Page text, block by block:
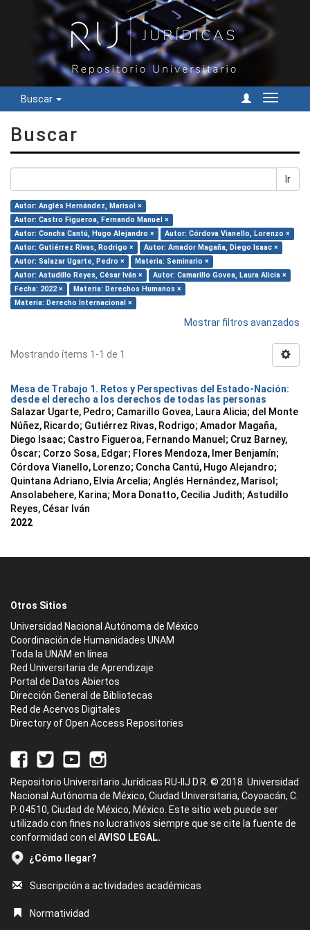
Buscar
Cambiar
Buscar
Ir
Autor: Anglés Hernández, Marisol ×
Autor: Castro Figueroa, Fernando Manuel ×
Autor: Concha Cantú, Hugo Alejandro ×
Autor: Córdova Vianello, Lorenzo ×
Autor: Gutiérrez Rivas, Rodrigo ×
Autor: Amador Magaña, Diego Isaac ×
Autor: Salazar Ugarte, Pedro ×
Materia: Seminario ×
Autor: Astudillo Reyes, César Iván ×
Autor: Camarillo Govea, Laura Alicia ×
Fecha: 2022 ×
Materia: Derechos Humanos ×
Materia: Derecho Internacional ×
Mostrar filtros avanzados
Mostrando ítems 1-1 de 1
Mesa de Trabajo 1. Retos y Perspectivas del Estado-Nación:
desde el derecho a los derechos de todas las personas
Salazar Ugarte, Pedro; Camarillo Govea, Laura Alicia; del Monte
Núñez, Ricardo; Gutiérrez Rivas, Rodrigo; Amador Magaña,
Diego Isaac; Castro Figueroa, Fernando Manuel ; Cruz Barney,
Óscar; Corzo Sosa, Edgar; Flores Mendoza, Imer Benjamín;
Córdova Vianello, Lorenzo; Concha Cantú, Hugo Alejandro;
Quintana Adriano, Elvia Arcelia; Anglés Hernández, Marisol ;
Ansolabehere, Karina; Mora Donatto, Cecilia Judith; Astudillo
Reyes, César Iván
2022
Otros Sitios
Universidad Nacional Autónoma de México
Coordinación de Humanidades UNAM
Toda la UNAM en línea
Red Universitaria de Aprendizaje
Portal de Datos Abiertos
Dirección General de Bibliotecas
Red de Acervos Digitales
Directory of Open Access Repositories
Repositorio Universitario Jurídicas RU-IIJ D.R. © 2018. Universidad
Nacional Autónoma de México, Ciudad Universitaria, Coyoacán, C.
P. 04510, Ciudad de México, México. Este sitio web puede ser
utilizado con fines no lucrativos siempre que se cite la fuente de
conformidad con el AVISO LEGAL.
¿Cómo llegar?
Suscripción a actividades académicas
Normatividad